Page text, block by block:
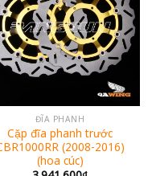
ĐĨA PHANH
Cặp đĩa phanh trước
(2008-2016)
(hoa cúc)